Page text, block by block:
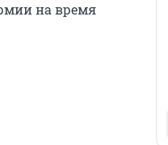
на время